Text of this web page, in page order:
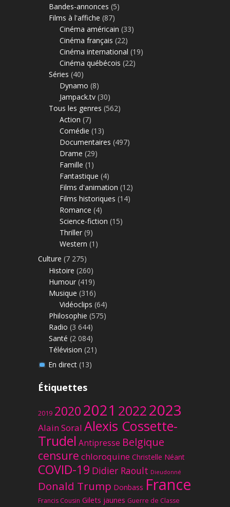
Bandes-annonces (5)
Films à l'affiche (87)
Cinéma américain (33)
Cinéma français (22)
Cinéma international (19)
Cinéma québécois (22)
Séries (40)
Dynamo (8)
Jampack.tv (30)
Tous les genres (562)
Action (7)
Comédie (13)
Documentaires (497)
Drame (29)
Famille (1)
Fantastique (4)
Films d'animation (12)
Films historiques (14)
Romance (4)
Science-fiction (15)
Thriller (9)
Western (1)
Culture (7 275)
Histoire (260)
Humour (419)
Musique (316)
Vidéoclips (64)
Philosophie (575)
Radio (3 644)
Santé (2 084)
Télévision (21)
En direct(13)
Étiquettes
2019 20202021 20222023
Alain Soral Alexis Cossette-
Trudel Antipresse Belgique
censure chloroquine Christelle Néant
COVID-19 Didier Raoult Dieudonné
Donald Trump Donbass France
Francis Cousin Gilets jaunes Guerre de Classe